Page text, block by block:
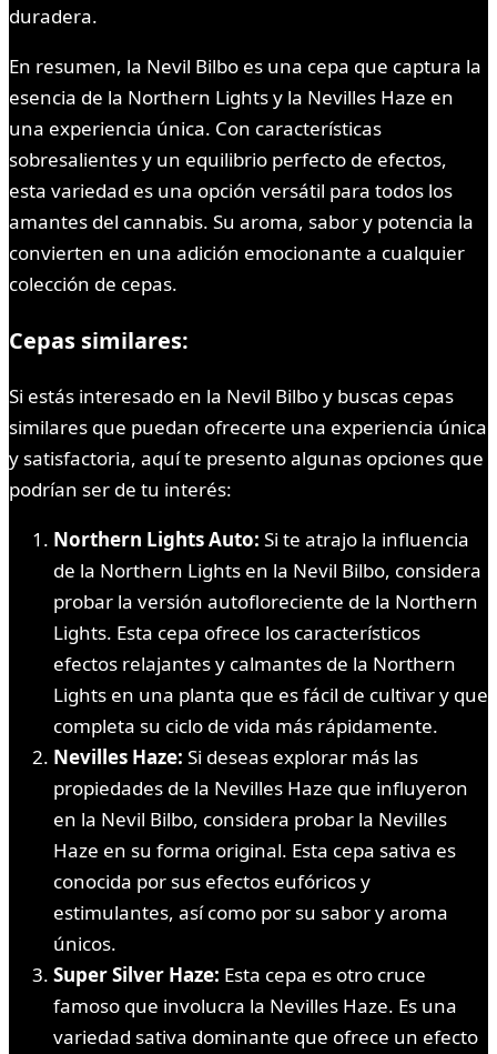
duradera.
En resumen, la Nevil Bilbo es una cepa que captura la
esencia de la Northern Lights y la Nevilles Haze en
una experiencia única. Con características
sobresalientes y un equilibrio perfecto de efectos,
esta variedad es una opción versátil para todos los
amantes del cannabis. Su aroma, sabor y potencia la
convierten en una adición emocionante a cualquier
colección de cepas.
Cepas similares:
Si estás interesado en la Nevil Bilbo y buscas cepas
similares que puedan ofrecerte una experiencia única
y satisfactoria, aquí te presento algunas opciones que
podrían ser de tu interés:
Northern Lights Auto: Si te atrajo la influencia
de la Northern Lights en la Nevil Bilbo, considera
probar la versión autofloreciente de la Northern
Lights. Esta cepa ofrece los característicos
efectos relajantes y calmantes de la Northern
Lights en una planta que es fácil de cultivar y que
completa su ciclo de vida más rápidamente.
Nevilles Haze: Si deseas explorar más las
propiedades de la Nevilles Haze que influyeron
en la Nevil Bilbo, considera probar la Nevilles
Haze en su forma original. Esta cepa sativa es
conocida por sus efectos eufóricos y
estimulantes, así como por su sabor y aroma
únicos.
Super Silver Haze: Esta cepa es otro cruce
famoso que involucra la Nevilles Haze. Es una
variedad sativa dominante que ofrece un efecto